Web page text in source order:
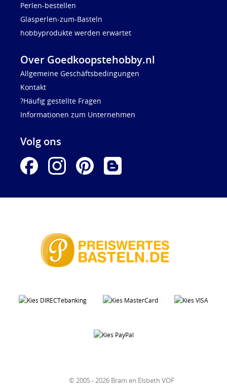
Perlen-bestellen
Glasperlen-zum-Basteln
hobbyprodukte werden erwartet
Over Goedkoopstehobby.nl
Allgemeine Geschäftsbedingungen
Kontakt
?Häufig gestellte Fragen
Informationen zum Unternehmen
Volg ons
© 2005 - 2026 Bram en Elsbeth VOF